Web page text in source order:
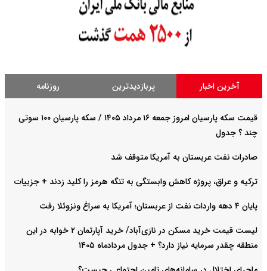
آخرین اخبار پربازدیدترین روزنامه
قیمت سکه پارسیان امروز جمعه ۱۶ مرداد ۱۴۰۵ / سکه پارسیان ۱۰۰ سوتی
چند ؟ جدول
صادرات نفت عربستان به آمریکا متوقف شد
ترکیه و عراق، پروژه کاهش وابستگی به تنگه هرمز را کلید زدند + جزییات
پایان ۴ دهه واردات نفت از عربستان؛ آمریکا به سراغ ونزوئلا رفت
لیست قیمت خرید مسکن در نازی‌آباد/ خرید آپارتمان ۲ خوابه در این
منطقه چقدر سرمایه نیاز دارد؟ + جدول مردادماه ۱۴۰۵